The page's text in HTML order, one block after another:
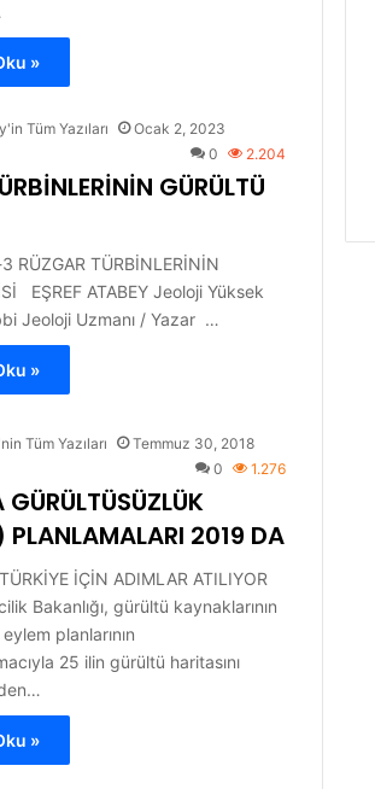
»
Tüm Yazıları
Ocak 2, 2023
0
2.204
GÜRÜLTÜ
RÜZGAR TÜRBİNLERİNİN
EŞREF ATABEY Jeoloji Yüksek
Jeoloji Uzmanı / Yazar …
»
Tüm Yazıları
Temmuz 30, 2018
0
1.276
GÜRÜLTÜSÜZLÜK
2019 DA
İÇİN ADIMLAR ATILIYOR
Bakanlığı, gürültü kaynaklarının
planlarının
25 ilin gürültü haritasını
»